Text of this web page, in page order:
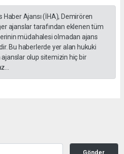
Haber Ajansı (İHA), Demirören
ajanslar tarafından eklenen tüm
müdahalesi olmadan ajans
Bu haberlerde yer alan hukuki
olup sitemizin hiç bir
Gönder